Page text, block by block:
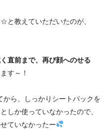
と教えていただいたのが、
直前まで、再び顔へのせる
す～！
から、しっかりシートパックを
しか使っていなかったので、
ていなかったー